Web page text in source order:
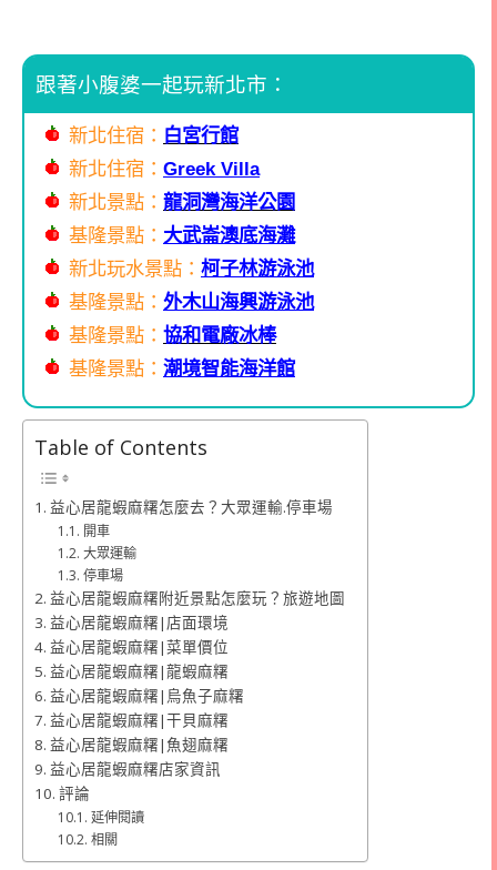
跟著小腹婆一起玩新北市：
新北住宿： 白宮行館
新北住宿： Greek Villa
新北景點： 龍洞灣海洋公園
基隆景點： 大武崙澳底海灘
新北玩水景點： 柯子林游泳池
基隆景點： 外木山海興游泳池
基隆景點： 協和電廠冰棒
基隆景點： 潮境智能海洋館
Table of Contents
益心居龍蝦麻糬怎麼去？大眾運輸.停車場
開車
大眾運輸
停車場
益心居龍蝦麻糬附近景點怎麼玩？旅遊地圖
益心居龍蝦麻糬|店面環境
益心居龍蝦麻糬|菜單價位
益心居龍蝦麻糬|龍蝦麻糬
益心居龍蝦麻糬|烏魚子麻糬
益心居龍蝦麻糬|干貝麻糬
益心居龍蝦麻糬|魚翅麻糬
益心居龍蝦麻糬店家資訊
評論
延伸閱讀
相關